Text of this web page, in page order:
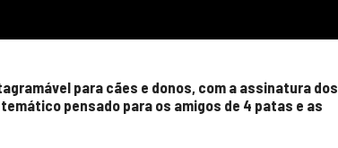
para cães e donos, com a assinatura dos
pensado para os amigos de 4 patas e as